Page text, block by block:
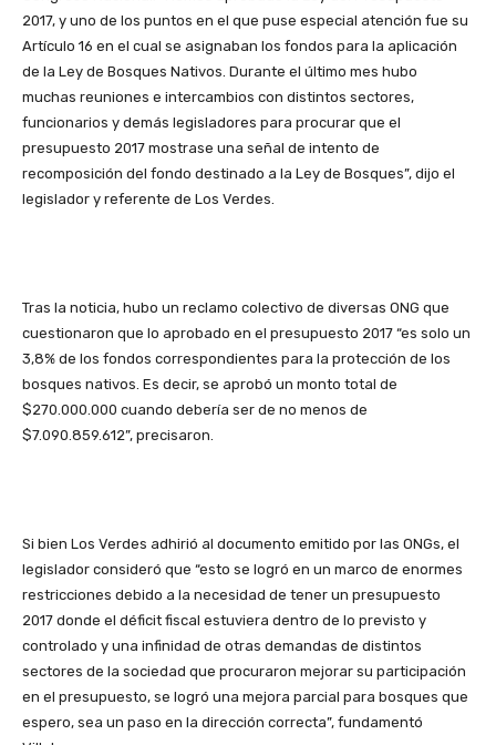
2017, y uno de los puntos en el que puse especial atención fue su
Artículo 16 en el cual se asignaban los fondos para la aplicación
de la Ley de Bosques Nativos. Durante el último mes hubo
muchas reuniones e intercambios con distintos sectores,
funcionarios y demás legisladores para procurar que el
presupuesto 2017 mostrase una señal de intento de
recomposición del fondo destinado a la Ley de Bosques”, dijo el
legislador y referente de Los Verdes.
Tras la noticia, hubo un reclamo colectivo de diversas ONG que
cuestionaron que lo aprobado en el presupuesto 2017 “es solo un
3,8% de los fondos correspondientes para la protección de los
bosques nativos. Es decir, se aprobó un monto total de
$270.000.000 cuando debería ser de no menos de
$7.090.859.612”, precisaron.
Si bien Los Verdes adhirió al documento emitido por las ONGs, el
legislador consideró que “esto se logró en un marco de enormes
restricciones debido a la necesidad de tener un presupuesto
2017 donde el déficit fiscal estuviera dentro de lo previsto y
controlado y una infinidad de otras demandas de distintos
sectores de la sociedad que procuraron mejorar su participación
en el presupuesto, se logró una mejora parcial para bosques que
espero, sea un paso en la dirección correcta”, fundamentó